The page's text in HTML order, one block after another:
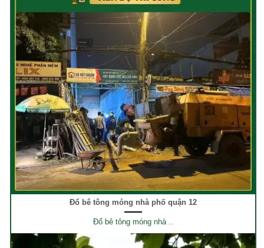
Đổ bê tông móng nhà phố quận 12
Đổ bê tông móng nhà ..